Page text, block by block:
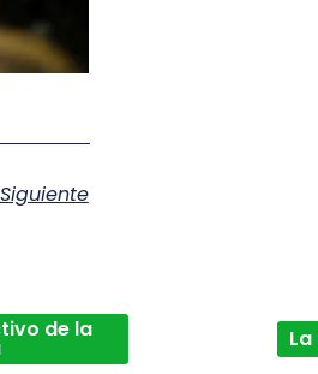
Siguiente
de la La